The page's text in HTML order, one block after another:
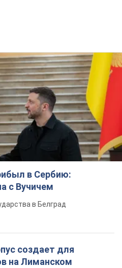
в Сербию:
с Вучичем
в Белград
создает для
на Лиманском